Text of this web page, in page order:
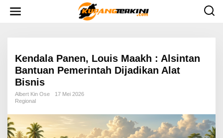
Kendala Panen, Louis Maakh : Alsintan
Bantuan Pemerintah Dijadikan Alat
Bisnis
Albert Kin Ose
17 Mei 2026
Regional